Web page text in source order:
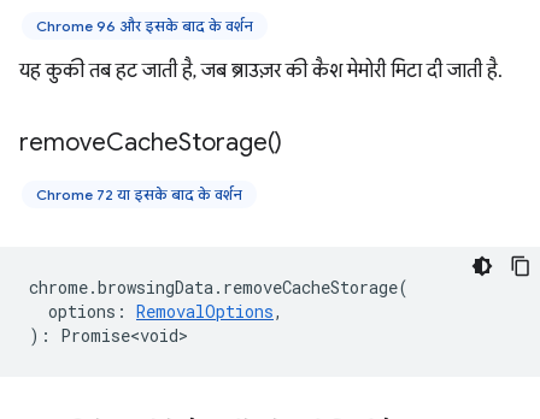
Chrome 96 और इसके बाद के वर्शन
यह कुकी तब हट जाती है, जब ब्राउज़र की कैश मेमोरी मिटा दी जाती है.
removeCacheStorage()
Chrome 72 या इसके बाद के वर्शन
chrome.browsingData. removeCacheStorage(
options : RemovalOptions,
) : Promise<void>